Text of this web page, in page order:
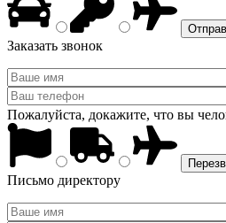
Заказать звонок
Пожалуйста, докажите, что вы
Письмо директору